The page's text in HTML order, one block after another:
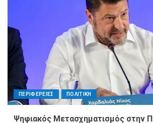
ΠΕΡΙΦΕΡΕΙΕΣ ΠΟΛΙΤΙΚΗ
Ψηφιακός Μετασχηματισμός στην